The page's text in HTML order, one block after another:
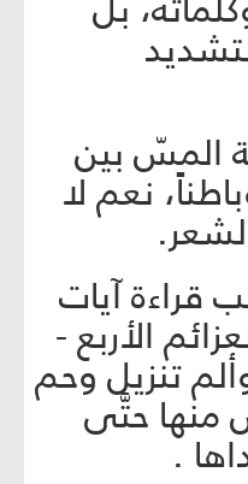
المسّ بين
نعم لا
قراءة آيات
الأربع -
تنزيل وحم
منها حتَّى
.